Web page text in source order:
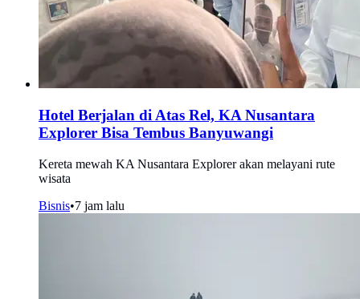
Hotel Berjalan di Atas Rel, KA Nusantara
Explorer Bisa Tembus Banyuwangi
Kereta mewah KA Nusantara Explorer akan melayani rute
wisata
Bisnis•7 jam lalu